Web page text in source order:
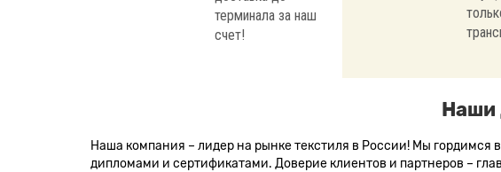
терминала за наш
счет!
Наши
Наша компания – лидер на рынке текстиля в России! Мы
дипломами и сертификатами. Доверие клиентов и партнеров –